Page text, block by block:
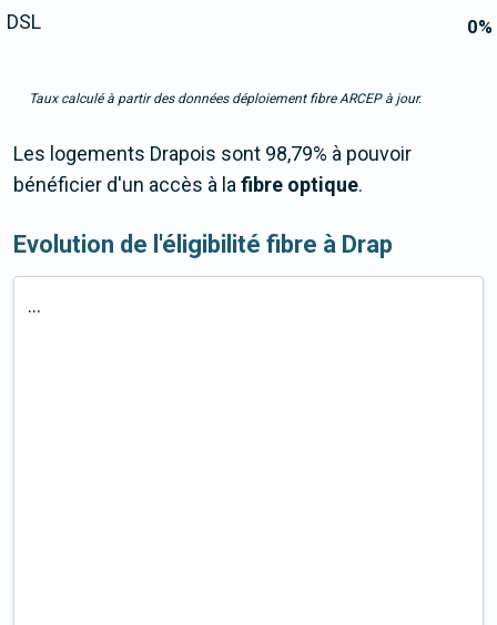
0%
DSL
Taux calculé à partir des données déploiement fibre ARCEP à jour.
Les logements Drapois sont 98,79% à pouvoir
bénéficier d'un accès à lafibre optique.
Evolution de l'éligibilité fibre à Drap
...